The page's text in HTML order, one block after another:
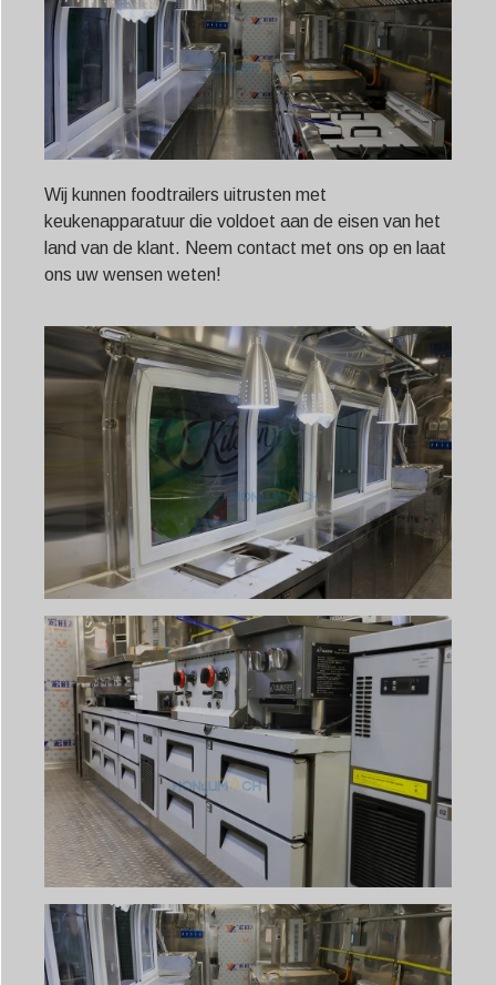
Wij kunnen foodtrailers uitrusten met
keukenapparatuur die voldoet aan de eisen van het
land van de klant. Neem contact met ons op en laat
ons uw wensen weten!